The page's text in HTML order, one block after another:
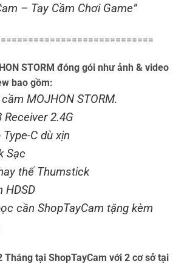
– Tay Cầm Chơi Game”
STORM đóng gói như ảnh & video
bao gồm:
MOJHON STORM.
Receiver 2.4G
Type-C dù xịn
Sạc
thế Thumstick
HDSD
cần ShopTayCam tặng kèm
Tháng tại ShopTayCam với 2 cơ sở tại